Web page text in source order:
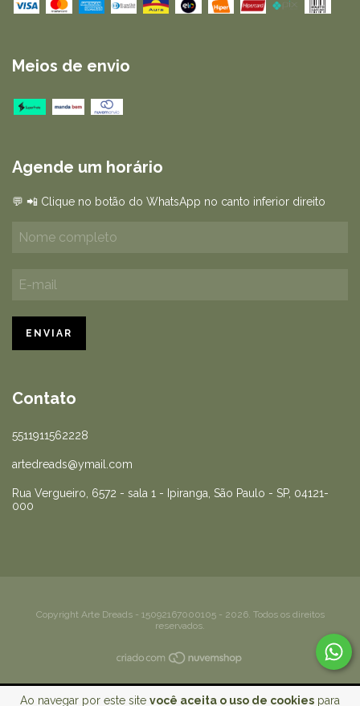
Ao navegar por este site você aceita o uso de cookies para
Meios de envio
Agende um horário
💬 📲 Clique no botão do WhatsApp no canto inferior direito
Contato
5511911562228
artedreads@ymail.com
Rua Vergueiro, 6572 - sala 1 - Ipiranga, São Paulo - SP, 04121-
000
Copyright Arte Dreads - 15092167000105 - 2026. Todos os direitos
reservados.